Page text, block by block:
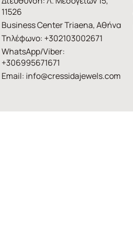
11526
Business Center Triaena, Αθήνα
Τηλέφωνο: +302103002671
WhatsApp/Viber:
+306995671671
Email: info@cressidajewels.com